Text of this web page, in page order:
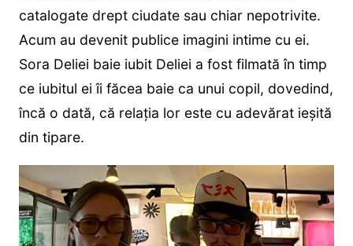
catalogate drept ciudate sau chiar nepotrivite.
Acum au devenit publice imagini intime cu ei.
Sora Deliei baie iubit Deliei a fost filmată în timp
ce iubitul ei îi făcea baie ca unui copil, dovedind,
încă o dată, că relația lor este cu adevărat ieșită
din tipare.